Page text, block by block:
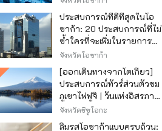
ประสบการณ์ที่ดีที่สุดในโอ
ซาก้า: 20 ประสบการณ์ที่ไม่
ซ้ำใครที่จะเพิ่มในรายการสิ่ง
ที่อยากทำในการเดินทาง
ของคุณ
จังหวัดโอซาก้า
[ออกเดินทางจากโตเกียว]
ประสบการณ์ทัวร์ส่วนตัวชม
ภูเขาไฟฟูจิ | วันแห่งอิสรภาพ
สุดหรู
จังหวัดชิซูโอกะ
ลิ้มรสโอซาก้าแบบครบถ้วน: